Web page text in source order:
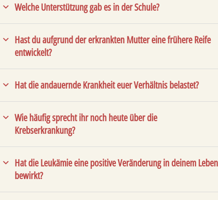
Welche Unterstützung gab es in der Schule?
Hast du aufgrund der erkrankten Mutter eine frühere Reife
entwickelt?
Hat die andauernde Krankheit euer Verhältnis belastet?
Wie häufig sprecht ihr noch heute über die
Krebserkrankung?
Hat die Leukämie eine positive Veränderung in deinem Leben
bewirkt?